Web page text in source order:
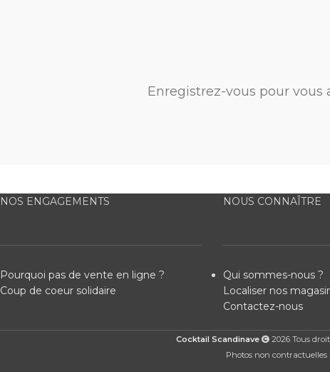
Enregistrez-vous pour
NOS ENGAGEMENTS
Pourquoi pas de vente en ligne ?
Coup de coeur solidaire
NOUS CONNAÎTRE
Qui sommes-nous ?
Localiser nos
Contactez-nous
Cocktail Scandinave 2026 Tous
Photos non contractuelles